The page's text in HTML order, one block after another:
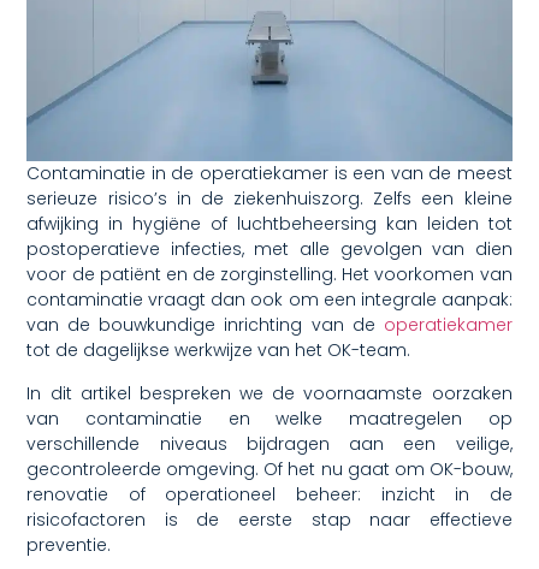
Contaminatie in de operatiekamer is een van de meest
serieuze risico’s in de ziekenhuiszorg. Zelfs een kleine
afwijking in hygiëne of luchtbeheersing kan leiden tot
postoperatieve infecties, met alle gevolgen van dien
voor de patiënt en de zorginstelling. Het voorkomen van
contaminatie vraagt dan ook om een integrale aanpak:
van de bouwkundige inrichting van de operatiekamer
tot de dagelijkse werkwijze van het OK-team.
In dit artikel bespreken we de voornaamste oorzaken
van contaminatie en welke maatregelen op
verschillende niveaus bijdragen aan een veilige,
gecontroleerde omgeving. Of het nu gaat om OK-bouw,
renovatie of operationeel beheer: inzicht in de
risicofactoren is de eerste stap naar effectieve
preventie.